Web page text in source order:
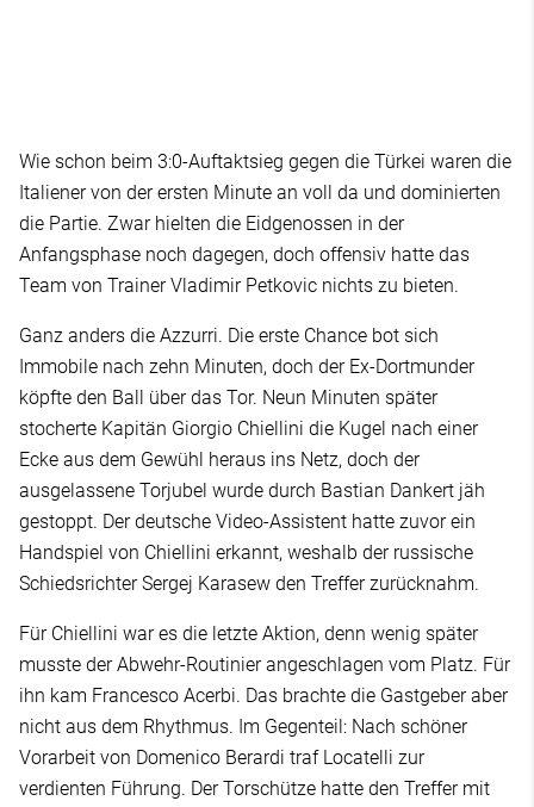
Wie schon beim 3:0-Auftaktsieg gegen die Türkei waren die
Italiener von der ersten Minute an voll da und dominierten
die Partie. Zwar hielten die Eidgenossen in der
Anfangsphase noch dagegen, doch offensiv hatte das
Team von Trainer Vladimir Petkovic nichts zu bieten.
Ganz anders die Azzurri. Die erste Chance bot sich
Immobile nach zehn Minuten, doch der Ex-Dortmunder
köpfte den Ball über das Tor. Neun Minuten später
stocherte Kapitän Giorgio Chiellini die Kugel nach einer
Ecke aus dem Gewühl heraus ins Netz, doch der
ausgelassene Torjubel wurde durch Bastian Dankert jäh
gestoppt. Der deutsche Video-Assistent hatte zuvor ein
Handspiel von Chiellini erkannt, weshalb der russische
Schiedsrichter Sergej Karasew den Treffer zurücknahm.
Für Chiellini war es die letzte Aktion, denn wenig später
musste der Abwehr-Routinier angeschlagen vom Platz. Für
ihn kam Francesco Acerbi. Das brachte die Gastgeber aber
nicht aus dem Rhythmus. Im Gegenteil: Nach schöner
Vorarbeit von Domenico Berardi traf Locatelli zur
verdienten Führung. Der Torschütze hatte den Treffer mit